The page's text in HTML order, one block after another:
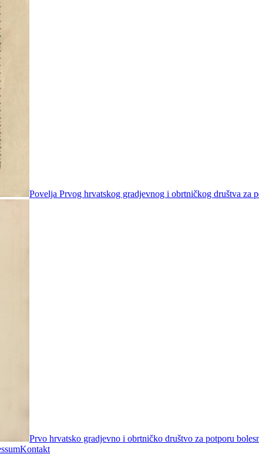
Povelja Prvog hrvatskog gradjevnog i obrtničkog društva za
Prvo hrvatsko gradjevno i obrtničko društvo za potporu
Kontakt